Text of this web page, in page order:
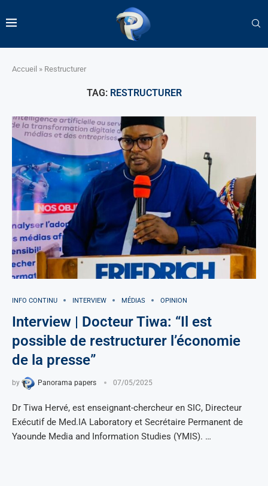
Accueil » Restructurer
TAG: RESTRUCTURER
INFO CONTINU INTERVIEW MÉDIAS OPINION
Interview | Docteur Tiwa: “Il est
possible de restructurer l’économie
de la presse”
by Panorama papers 07/05/2025
Dr Tiwa Hervé, est enseignant-chercheur en SIC, Directeur
Exécutif de Med.IA Laboratory et Secrétaire Permanent de
Yaounde Media and Information Studies (YMIS). …